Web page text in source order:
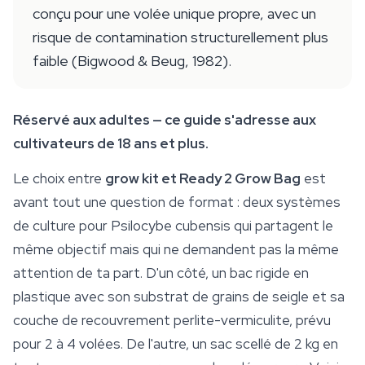
conçu pour une volée unique propre, avec un
risque de contamination structurellement plus
faible (Bigwood & Beug, 1982).
Réservé aux adultes — ce guide s'adresse aux
cultivateurs de 18 ans et plus.
Le choix entre grow kit et Ready 2 Grow Bag est
avant tout une question de format : deux systèmes
de culture pour Psilocybe cubensis qui partagent le
même objectif mais qui ne demandent pas la même
attention de ta part. D'un côté, un bac rigide en
plastique avec son substrat de grains de seigle et sa
couche de recouvrement perlite-vermiculite, prévu
pour 2 à 4 volées. De l'autre, un sac scellé de 2 kg en